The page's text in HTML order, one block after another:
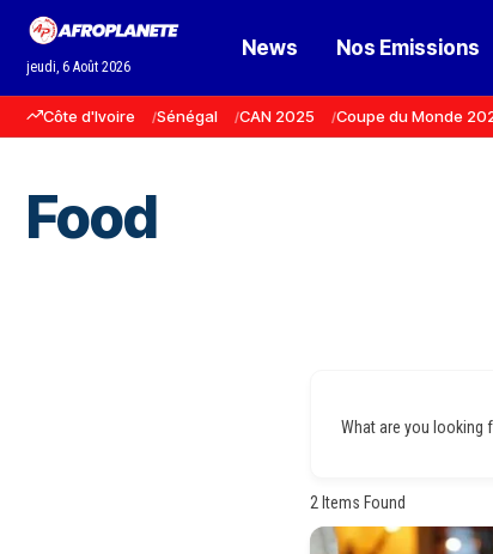
jeudi, 6 Août 2026
News Nos Emissions
Côte d'Ivoire Sénégal CAN 2025 Coupe du Monde
Food
What are you looking
2 Items Found